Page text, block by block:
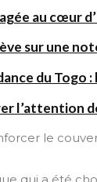
au cœur
sur une
du
l’attention
le